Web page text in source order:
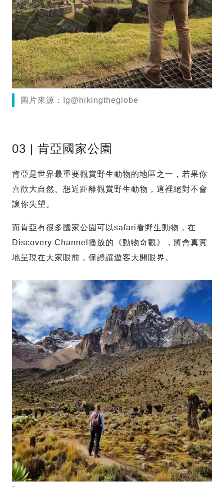
圖片來源：Ig@hikingtheglobe
03 | 肯亞國家公園
肯亞是世界最重要觀賞野生動物的地區之一，若果你
喜歡大自然、想近距離觀賞野生動物，這裡絕對不會
讓你失望。
而肯亞有很多國家公園可以safari看野生動物，在
Discovery Channel播放的《動物奇觀》，將會真實
地呈現在大家眼前，保證讓遊客大開眼界。